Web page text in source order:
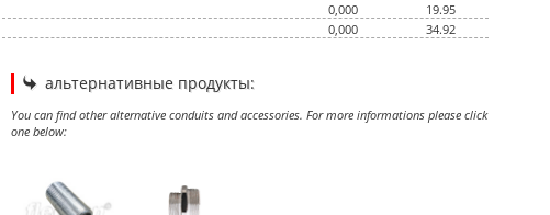
0,000
19.95
0,000 34.92
альтернативные продукты:
You can find other alternative conduits and accessories. For more informations please click
one below: